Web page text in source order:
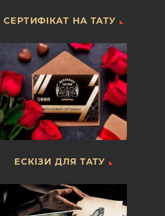
СЕРТИФІКАТ НА ТАТУ
ЕСКІЗИ ДЛЯ ТАТУ